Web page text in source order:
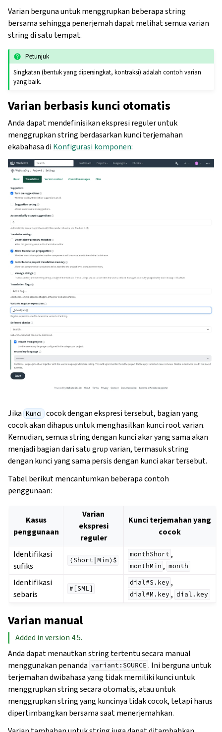
Varian berguna untuk menggrupkan beberapa string
bersama sehingga penerjemah dapat melihat semua varian
string di satu tempat.
Petunjuk
Singkatan (bentuk yang dipersingkat, kontraksi) adalah contoh varian
yang baik.
Varian berbasis kunci otomatis
Anda dapat mendefinisikan ekspresi reguler untuk
menggrupkan string berdasarkan kunci terjemahan
ekabahasa diKonfigurasi komponen:
Jika Kunci cocok dengan ekspresi tersebut, bagian yang
cocok akan dihapus untuk menghasilkan kunci root varian.
Kemudian, semua string dengan kunci akar yang sama akan
menjadi bagian dari satu grup varian, termasuk string
dengan kunci yang sama persis dengan kunci akar tersebut.
Tabel berikut mencantumkan beberapa contoh
penggunaan:
Kasus
penggunaan
Varian
ekspresi
reguler
Kunci terjemahan yang
cocok
Identifikasi
sufiks
(Short|Min)$
monthShort ,
monthMin , month
Identifikasi
sebaris
#[SML]
dial#S.key ,
dial#M.key , dial.key
Varian manual
Added in version 4.5.
Anda dapat menautkan string tertentu secara manual
menggunakan penanda variant:SOURCE . Ini berguna untuk
terjemahan dwibahasa yang tidak memiliki kunci untuk
menggrupkan string secara otomatis, atau untuk
menggrupkan string yang kuncinya tidak cocok, tetapi harus
dipertimbangkan bersama saat menerjemahkan.